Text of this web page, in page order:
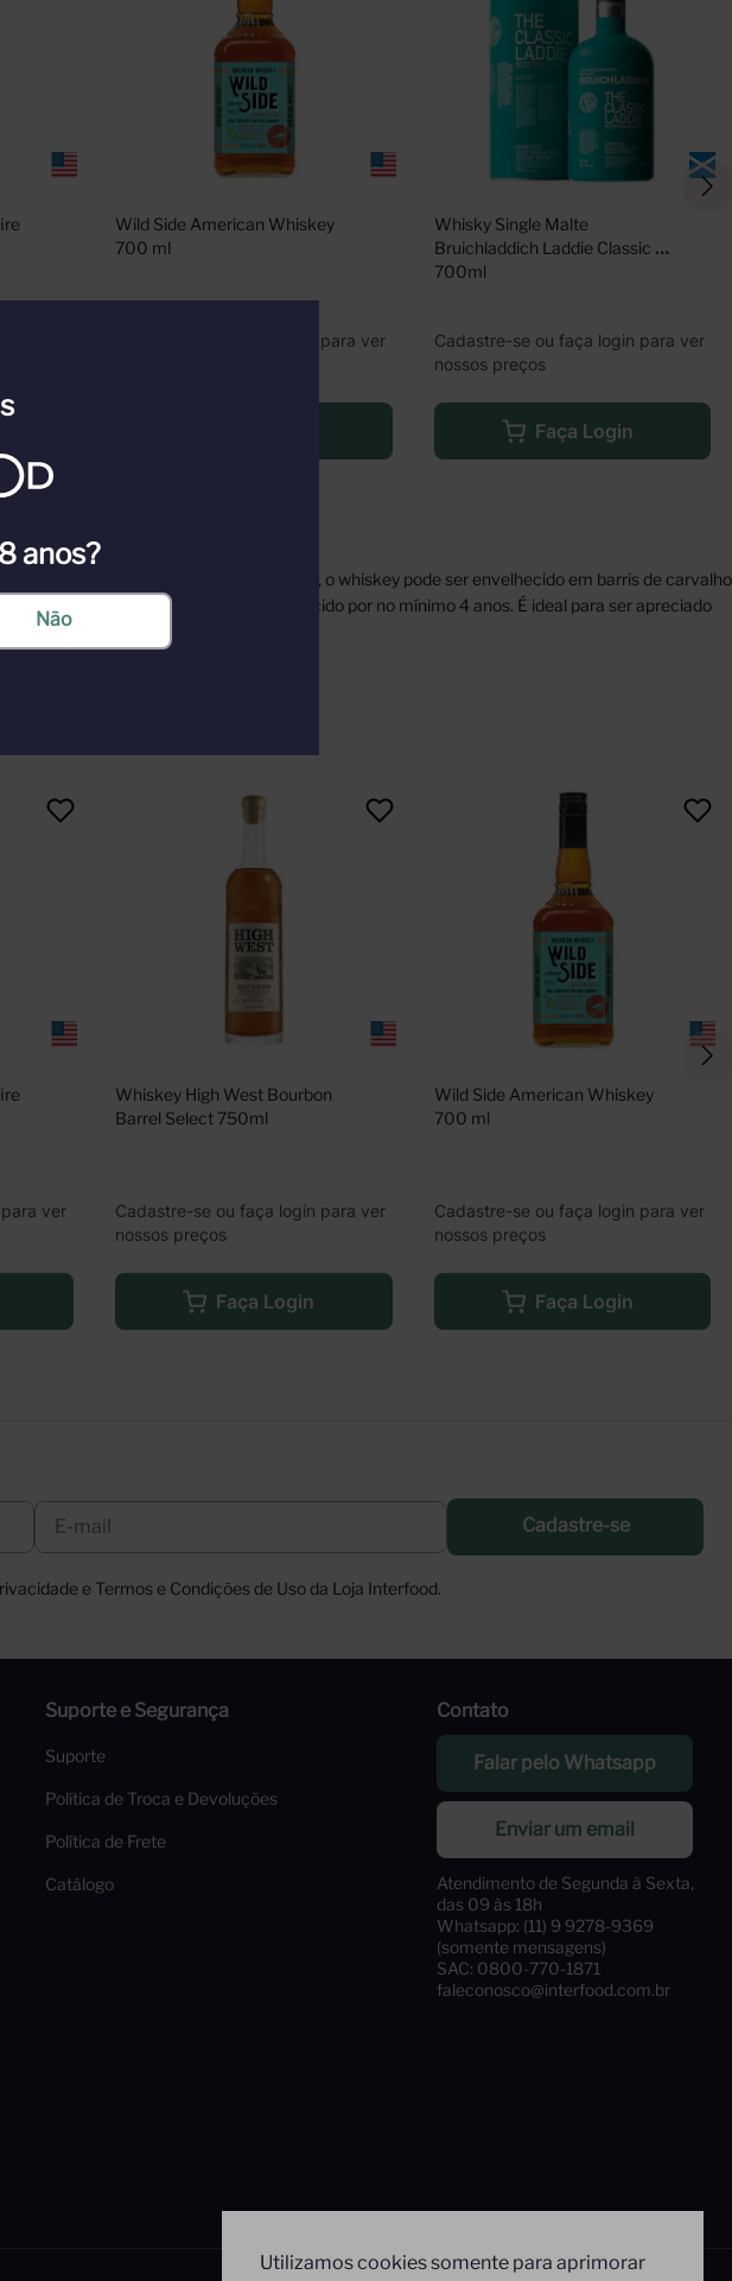
Utilizamos cookies somente para aprimorar
Wild Side American Whiskey
700 ml
Cadastre-se ou faça login para ver
Whisky Single Malte
Bruichladdich Laddie Classic
700ml
Cadastre-se ou faça login para ver
nossos preços
Faça Login
de grãos. Após a destilação, o whiskey pode ser envelhecido em barris de carvalho
com o diferencial de ser envelhecido por no mínimo 4 anos. É ideal para ser apreciado
ver
Whiskey High West Bourbon
Barrel Select 750ml
Cadastre-se ou faça login para ver
nossos preços
Faça Login
Wild Side American Whiskey
700 ml
Cadastre-se ou faça login para ver
nossos preços
Faça Login
Cadastre-se
e Termos e Condições de Uso da Loja Interfood.
Suporte e Segurança
Suporte
Política de Troca e Devoluções
Política de Frete
Catálogo
Contato
Falar pelo Whatsapp
Enviar um email
Atendimento de Segunda à Sexta,
das 09 às 18h
Whatsapp: (11) 9 9278-9369
(somente mensagens)
SAC: 0800-770-1871
faleconosco@interfood.com.br
anos?
Não